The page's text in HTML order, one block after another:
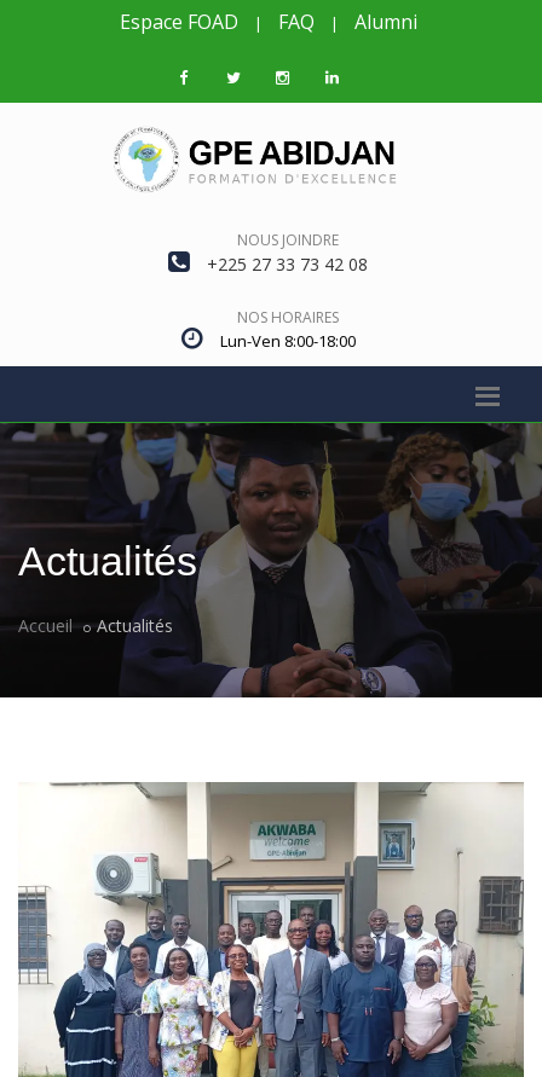
Espace FOAD | FAQ | Alumni
NOUS JOINDRE
+225 27 33 73 42 08
NOS HORAIRES
Lun-Ven 8:00-18:00
Actualités
Accueil Actualités